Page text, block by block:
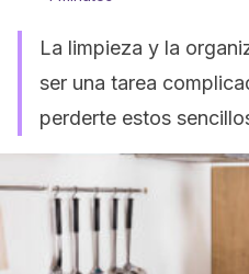
La limpieza y la
ser una tarea
perderte estos